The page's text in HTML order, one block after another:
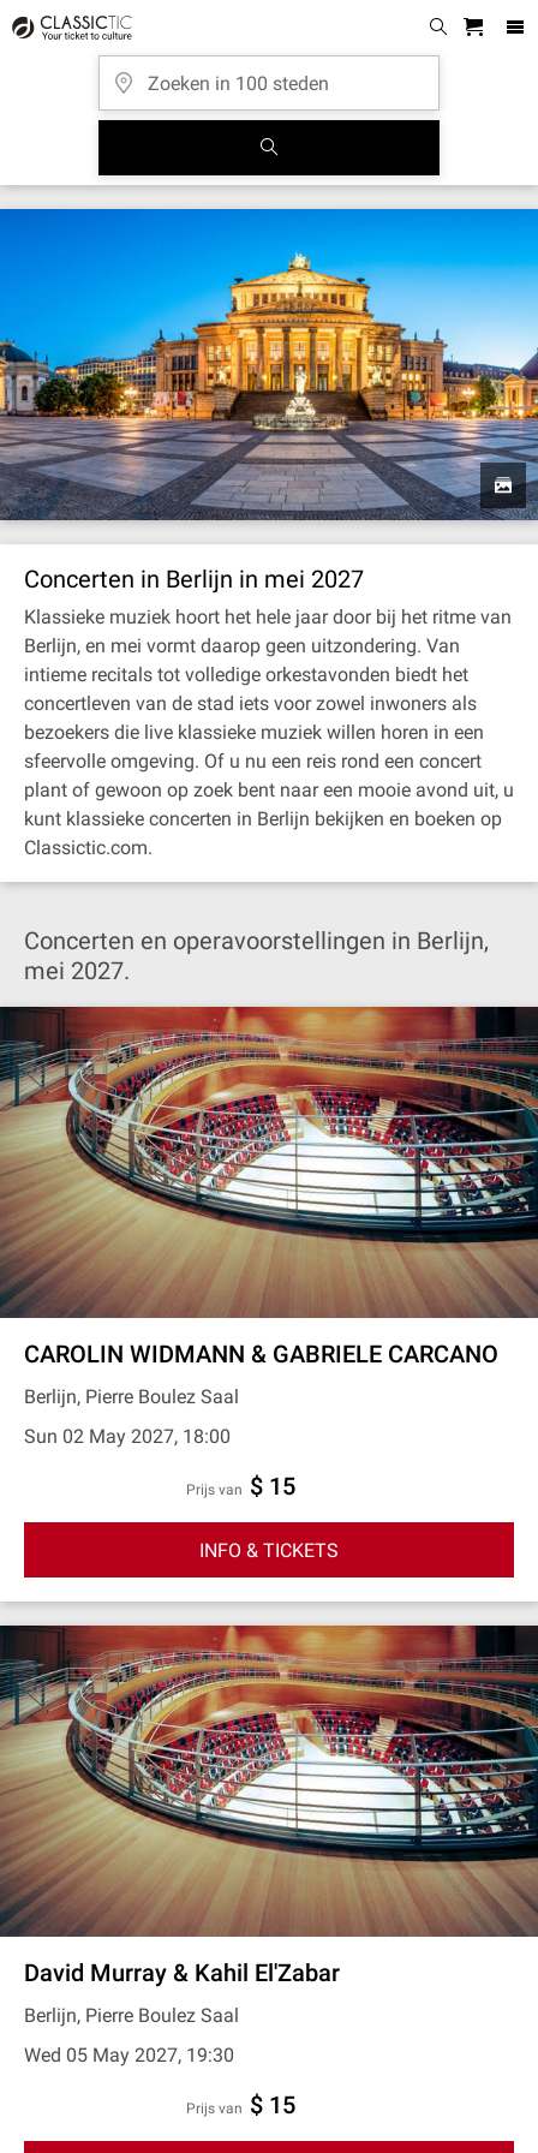
Concerten in Berlijn in mei 2027
Klassieke muziek hoort het hele jaar door bij het ritme van
Berlijn, en mei vormt daarop geen uitzondering. Van
intieme recitals tot volledige orkestavonden biedt het
concertleven van de stad iets voor zowel inwoners als
bezoekers die live klassieke muziek willen horen in een
sfeervolle omgeving. Of u nu een reis rond een concert
plant of gewoon op zoek bent naar een mooie avond uit, u
kunt klassieke concerten in Berlijn bekijken en boeken op
Classictic.com.
Concerten en operavoorstellingen in Berlijn,
mei 2027.
CAROLIN WIDMANN & GABRIELE CARCANO
Berlijn, Pierre Boulez Saal
Sun 02 May 2027, 18:00
prijs van $ 15
INFO & TICKETS
David Murray & Kahil El'Zabar
Berlijn, Pierre Boulez Saal
Wed 05 May 2027, 19:30
prijs van $ 15